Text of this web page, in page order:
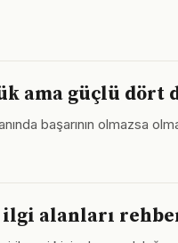
ama güçlü dört
başarının olmazsa
alanları